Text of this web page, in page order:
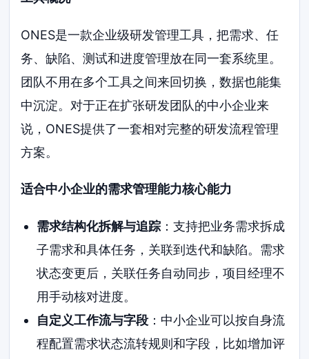
ONES是一款企业级研发管理工具，把需求、任
务、缺陷、测试和进度管理放在同一套系统里。
团队不用在多个工具之间来回切换，数据也能集
中沉淀。对于正在扩张研发团队的中小企业来
说，ONES提供了一套相对完整的研发流程管理
方案。
适合中小企业的需求管理能力核心能力
需求结构化拆解与追踪：支持把业务需求拆成
子需求和具体任务，关联到迭代和缺陷。需求
状态变更后，关联任务自动同步，项目经理不
用手动核对进度。
自定义工作流与字段：中小企业可以按自身流
程配置需求状态流转规则和字段，比如增加评